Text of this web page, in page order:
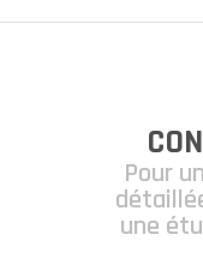
Pour
une